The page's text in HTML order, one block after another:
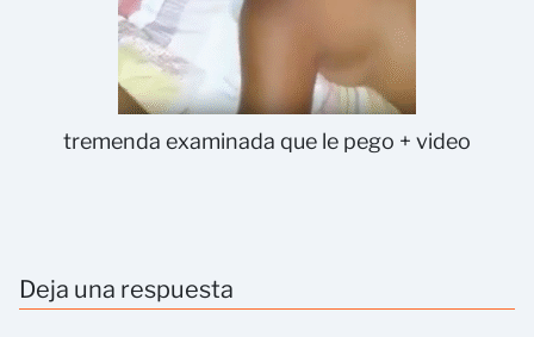
tremenda examinada que le pego + video
Deja una respuesta